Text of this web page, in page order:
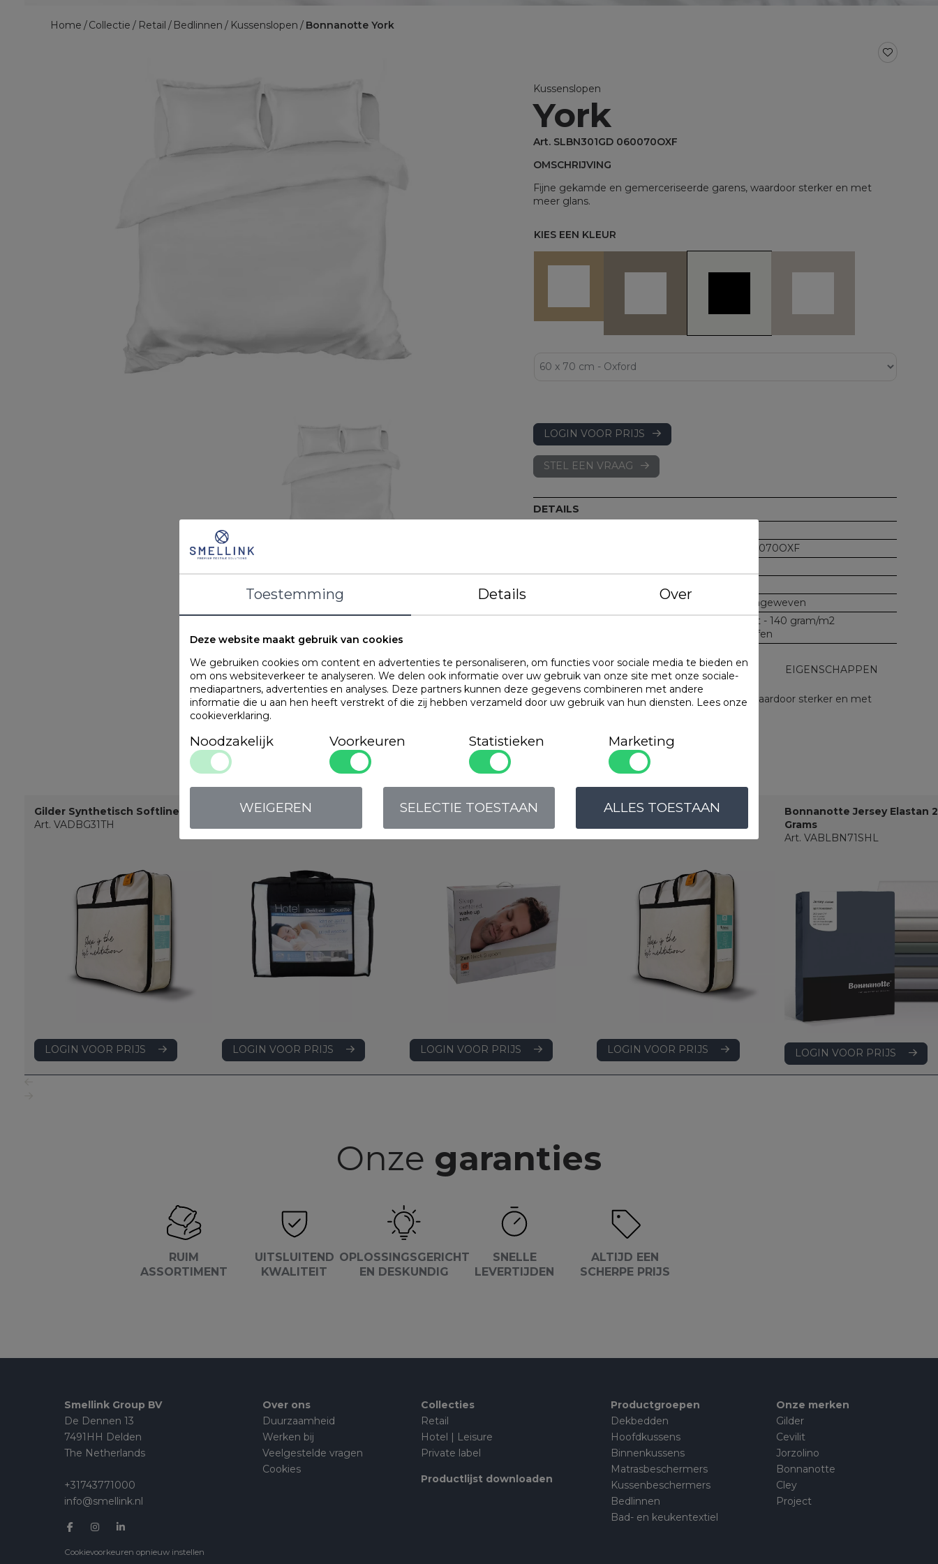
Matrasbeschermers
Matrasbeschermers - speciaal voor split
Matrasbeschermers - speciaal voor topper
Home Collectie Retail Bedlinnen Kussenslopen Bonnanotte York
Kussenslopen
York
Art. SLBN301GD 060070OXF
OMSCHRIJVING
Fijne gekamde en gemerceriseerde garens, waardoor sterker en met
meer glans.
KIES EEN KLEUR
LOGIN VOOR PRIJS
STEL EEN VRAAG
DETAILS
SLBN301GD 060070OXF
100 katoen, satijngeweven
300 thread count - 140 gram/m2
Motief: geen / effen
OMSCHRIJVING UITVOERINGEN EIGENSCHAPPEN
Fijne gekamde en gemerceriseerde garens, waardoor sterker en met
meer glans.
Populaireproducten
Gilder Synthetisch Softline
Art. VADBG31TH
LOGIN VOOR PRIJS
Cley Hotel Professional
LOGIN VOOR PRIJS
Gilder Zen Support Firm
LOGIN VOOR PRIJS
Gilder Tencel Zomerdekbed
LOGIN VOOR PRIJS
Bonnanotte Jersey Elastan
Grams
Art. VABLBN71SHL
LOGIN VOOR PRIJS
Onze garanties
RUIM
ASSORTIMENT
UITSLUITEND
KWALITEIT
OPLOSSINGSGERICHT
EN DESKUNDIG
SNELLE
LEVERTIJDEN
ALTIJD EEN
SCHERPE PRIJS
Smellink Group BV
De Dennen 13
7491HH Delden
The Netherlands
+31743771000
info@smellink.nl
Cookievoorkeuren opnieuw instellen
Over ons
Duurzaamheid
Werken bij
Veelgestelde vragen
Cookies
Collecties
Retail
Hotel | Leisure
Private label
Productlijst downloaden
Productgroepen
Dekbedden
Hoofdkussens
Binnenkussens
Matrasbeschermers
Kussenbeschermers
Bedlinnen
Bad- en keukentextiel
Onze merken
Gilder
Cevilit
Jorzolino
Bonnanotte
Cley
Project
Toestemming Details Over
Deze website maakt gebruik van cookies
We gebruiken cookies om content en advertenties te personaliseren, om functies voor sociale media te bieden en
om ons websiteverkeer te analyseren. We delen ook informatie over uw gebruik van onze site met onze sociale-
mediapartners, advertenties en analyses. Deze partners kunnen deze gegevens combineren met andere
informatie die u aan hen heeft verstrekt of die zij hebben verzameld door uw gebruik van hun diensten. Lees onze
cookieverklaring.
Noodzakelijk Voorkeuren Statistieken Marketing
WEIGEREN SELECTIE TOESTAAN ALLES TOESTAAN